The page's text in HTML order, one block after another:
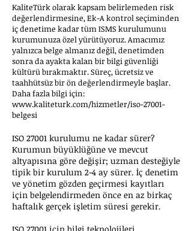
KaliteTürk olarak kapsam belirlemeden risk
değerlendirmesine, Ek-A kontrol seçiminden
iç denetime kadar tüm ISMS kurulumunu
kurumunuza özel yürütüyoruz. Amacımız
yalnızca belge almanız değil, denetimden
sonra da ayakta kalan bir bilgi güvenliği
kültürü bırakmaktır. Süreç, ücretsiz ve
taahhütsüz bir ön değerlendirmeyle başlar.
Daha fazla bilgi için:
www.kaliteturk.com/hizmetler/iso-27001-
belgesi
ISO 27001 kurulumu ne kadar sürer?
Kurumun büyüklüğüne ve mevcut
altyapısına göre değişir; uzman desteğiyle
tipik bir kurulum 2-4 ay sürer. İç denetim
ve yönetim gözden geçirmesi kayıtları
için belgelendirmeden önce en az birkaç
haftalık gerçek işletim süresi gerekir.